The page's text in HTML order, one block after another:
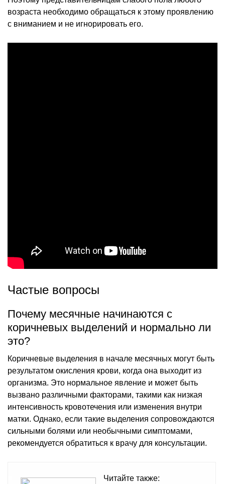
возраста необходимо обращаться к этому проявлению
с вниманием и не игнорировать его.
Частые вопросы
Почему месячные начинаются с
коричневых выделений и нормально ли
это?
Коричневые выделения в начале месячных могут быть
результатом окисления крови, когда она выходит из
организма. Это нормальное явление и может быть
вызвано различными факторами, такими как низкая
интенсивность кровотечения или изменения внутри
матки. Однако, если такие выделения сопровождаются
сильными болями или необычными симптомами,
рекомендуется обратиться к врачу для консультации.
Читайте также: